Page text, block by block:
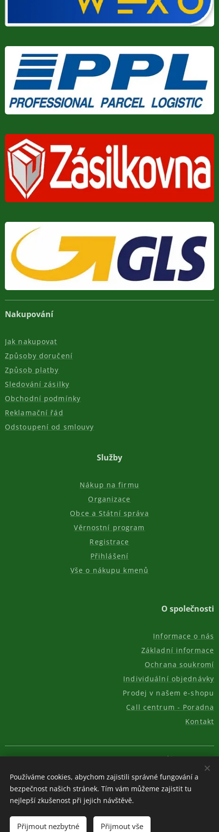
Do košíku
Nakupování
Jak nakupovat
Způsoby doručení
Způsob platby
Sledování zásilky
Obchodní podmínky
Reklamační řád
Odstoupení od smlouvy
Služby
Nákup na firmu
Organizace
Obce a Státní správa
Věrnostní program
Registrace
Přihlášení
Vše o nákupu kmenů
O společnosti
Informace o nás
Základní informace
Ochrana soukromí
Individuální objednávky
Prodej v našem e-shopu
Call centrum - Poradna
Kontakt
© 2011-2026, AKC REAL GROUP s.r.o. Cookies
Měna
CZK Kč
EUR € USD $
Používáme cookies, abychom zajistili správné fungování a
bezpečnost našich stránek. Tím vám můžeme zajistit tu
nejlepší zkušenost při jejich návštěvě.
Přijmout nezbytné Přijmout vše